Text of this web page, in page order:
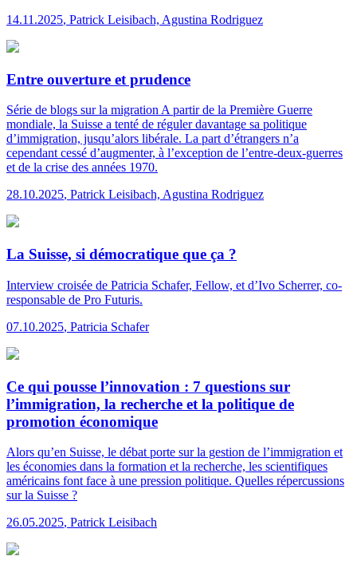
14.11.2025, Patrick Leisibach, Agustina Rodriguez
Entre ouverture et prudence
Série de blogs sur la migration A partir de la Première Guerre
mondiale, la Suisse a tenté de réguler davantage sa politique
d’immigration, jusqu’alors libérale. La part d’étrangers n’a
cependant cessé d’augmenter, à l’exception de l’entre-deux-guerres
et de la crise des années 1970.
28.10.2025, Patrick Leisibach, Agustina Rodriguez
La Suisse, si démocratique que ça ?
Interview croisée de Patricia Schafer, Fellow, et d’Ivo Scherrer, co-
responsable de Pro Futuris.
07.10.2025, Patricia Schafer
Ce qui pousse l’innovation : 7 questions sur
l’immigration, la recherche et la politique de
promotion économique
Alors qu’en Suisse, le débat porte sur la gestion de l’immigration et
les économies dans la formation et la recherche, les scientifiques
américains font face à une pression politique. Quelles répercussions
sur la Suisse ?
26.05.2025, Patrick Leisibach